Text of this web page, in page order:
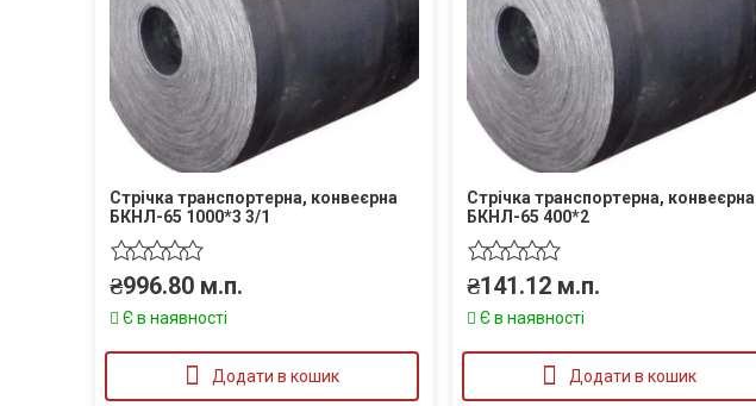
Стрічка транспортерна, конвеєрна
БКНЛ-65 1000*3 3/1
₴996.80 м.п.
Є в наявності
Додати в кошик
Стрічка транспортерна, конвеєрна
БКНЛ-65 400*2
₴141.12 м.п.
Є в наявності
Додати в кошик